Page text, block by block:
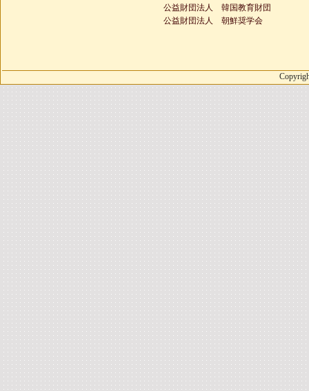
公益財団法人 韓国教育財団
公益財団法人 朝鮮奨学会